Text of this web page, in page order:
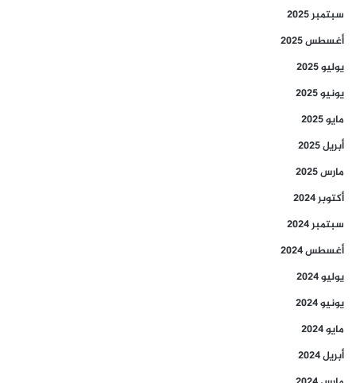
سبتمبر 2025
أغسطس 2025
يوليو 2025
يونيو 2025
مايو 2025
أبريل 2025
مارس 2025
أكتوبر 2024
سبتمبر 2024
أغسطس 2024
يوليو 2024
يونيو 2024
مايو 2024
أبريل 2024